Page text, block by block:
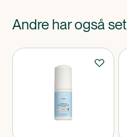
Andre har også set
Produkter